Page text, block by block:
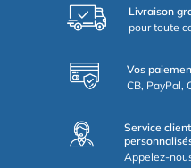
Livraison
pour toute
Vos
CB, PayPal,
Service
Appelez-